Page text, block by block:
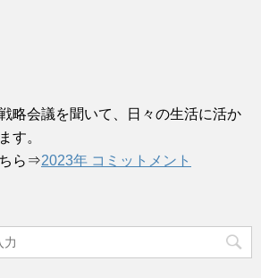
略会議を聞いて、日々の生活に活か
す。
ら⇒2023年 コミットメント